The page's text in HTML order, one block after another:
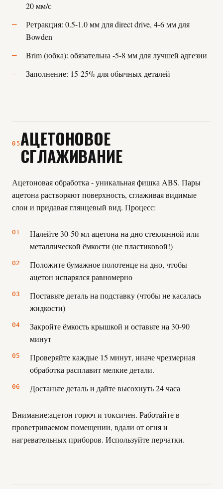
20 мм/с
Ретракция: 0.5-1.0 мм для direct drive, 4-6 мм для
Bowden
Brim (юбка): обязательна -5-8 мм для лучшей адгезии
Заполнение: 15-25% для обычных деталей
05АЦЕТОНОВОЕ
СГЛАЖИВАНИЕ
Ацетоновая обработка - уникальная фишка ABS. Пары
ацетона растворяют поверхность, сглаживая видимые
слои и придавая глянцевый вид. Процесс:
Налейте 30-50 мл ацетона на дно стеклянной или
металлической ёмкости (не пластиковой!)
Положите бумажное полотенце на дно, чтобы
ацетон испарялся равномерно
Поставьте деталь на подставку (чтобы не касалась
жидкости)
Закройте ёмкость крышкой и оставьте на 30-90
минут
Проверяйте каждые 15 минут, иначе чрезмерная
обработка расплавит мелкие детали.
Достаньте деталь и дайте высохнуть 24 часа
Внимание:ацетон горюч и токсичен. Работайте в
проветриваемом помещении, вдали от огня и
нагревательных приборов. Используйте перчатки.